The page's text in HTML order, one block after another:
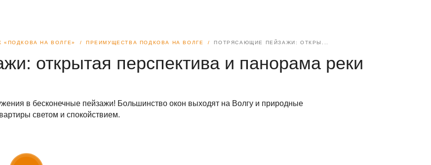
«ПОДКОВА НА ВОЛГЕ» ПРЕИМУЩЕСТВА ПОДКОВА НА ВОЛГЕ ПОТРЯСАЮЩИЕ ПЕЙЗАЖИ: ОТКРЫ...
открытая перспектива и панорама реки
в бесконечные пейзажи! Большинство окон выходят на Волгу и природные
светом и спокойствием.